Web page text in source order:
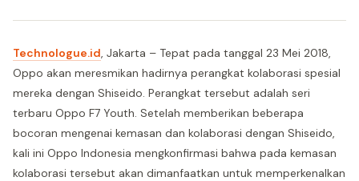
Technologue.id, Jakarta – Tepat pada tanggal 23 Mei 2018,
Oppo akan meresmikan hadirnya perangkat kolaborasi spesial
mereka dengan Shiseido. Perangkat tersebut adalah seri
terbaru Oppo F7 Youth. Setelah memberikan beberapa
bocoran mengenai kemasan dan kolaborasi dengan Shiseido,
kali ini Oppo Indonesia mengkonfirmasi bahwa pada kemasan
kolaborasi tersebut akan dimanfaatkan untuk memperkenalkan